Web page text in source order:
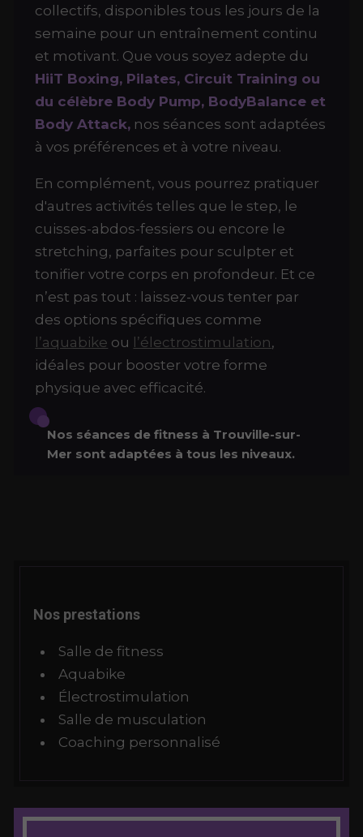
collectifs, disponibles tous les jours de la
semaine pour un entraînement continu
et motivant. Que vous soyez adepte du
HiiT Boxing, Pilates, Circuit Training ou
du célèbre Body Pump, BodyBalance et
Body Attack, nos séances sont adaptées
à vos préférences et à votre niveau.
En complément, vous pourrez pratiquer
d'autres activités telles que le step, le
cuisses-abdos-fessiers ou encore le
stretching, parfaites pour sculpter et
tonifier votre corps en profondeur. Et ce
n’est pas tout : laissez-vous tenter par
des options spécifiques comme
l’aquabike ou l’électrostimulation,
idéales pour booster votre forme
physique avec efficacité.
Nos séances de fitness à Trouville-sur-
Mer sont adaptées à tous les niveaux.
Nos prestations
Salle de fitness
Aquabike
Électrostimulation
Salle de musculation
Coaching personnalisé